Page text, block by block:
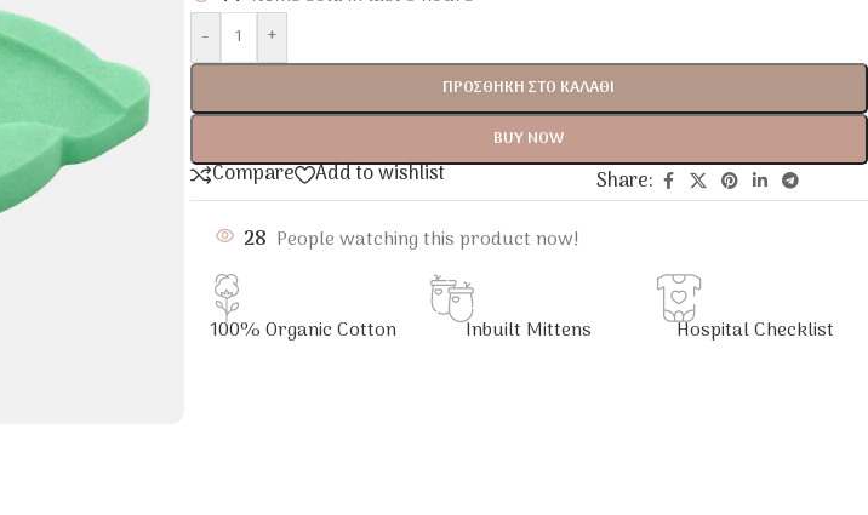
-
+
ΠΡΟΣΘΉΚΗ ΣΤΟ ΚΑΛΆΘΙ
BUY NOW
Compare Add to wishlist
Share:
28 People watching this product now!
100% Organic Cotton Inbuilt Mittens Hospital Checklist